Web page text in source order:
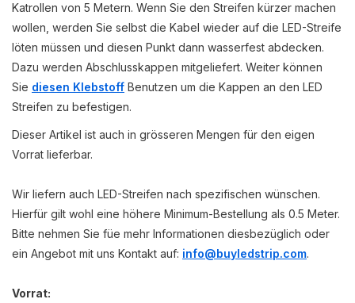
Katrollen von 5 Metern. Wenn Sie den Streifen kürzer machen
wollen, werden Sie selbst die Kabel wieder auf die LED-Streife
löten müssen und diesen Punkt dann wasserfest abdecken.
Dazu werden Abschlusskappen mitgeliefert. Weiter können
Sie diesen Klebstoff Benutzen um die Kappen an den LED
Streifen zu befestigen.
Dieser Artikel ist auch in grösseren Mengen für den eigen
Vorrat lieferbar.
Wir liefern auch LED-Streifen nach spezifischen wünschen.
Hierfür gilt wohl eine höhere Minimum-Bestellung als 0.5 Meter.
Bitte nehmen Sie füe mehr Informationen diesbezüglich oder
ein Angebot mit uns Kontakt auf: info@buyledstrip.com.
Vorrat: